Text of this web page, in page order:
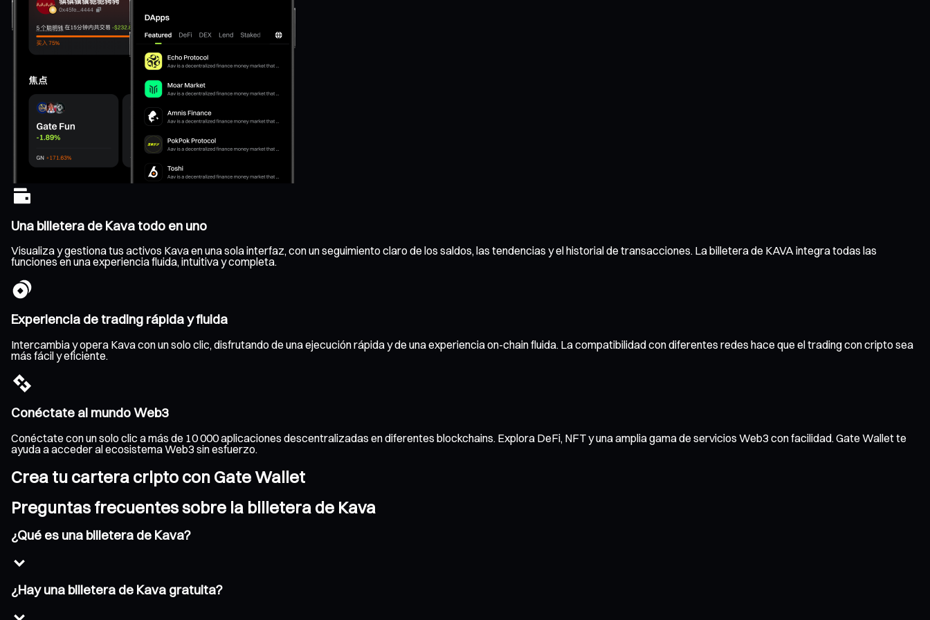
Una billetera de Kava todo en uno
Visualiza y gestiona tus activos Kava en una sola interfaz, con un seguimiento claro de los saldos, las tendencias y el historial de transacciones. La billetera de KAVA integra todas las
funciones en una experiencia fluida, intuitiva y completa.
Experiencia de trading rápida y fluida
Intercambia y opera Kava con un solo clic, disfrutando de una ejecución rápida y de una experiencia on-chain fluida. La compatibilidad con diferentes redes hace que el trading con cripto sea
más fácil y eficiente.
Conéctate al mundo Web3
Conéctate con un solo clic a más de 10 000 aplicaciones descentralizadas en diferentes blockchains. Explora DeFi, NFT y una amplia gama de servicios Web3 con facilidad. Gate Wallet te
ayuda a acceder al ecosistema Web3 sin esfuerzo.
Crea tu cartera cripto con Gate Wallet
Preguntas frecuentes sobre la billetera de Kava
¿Qué es una billetera de Kava?
¿Hay una billetera de Kava gratuita?